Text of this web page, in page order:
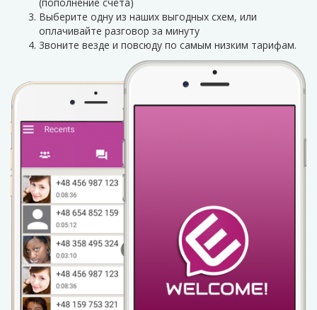
Выберите одну из наших выгодных схем, или
оплачивайте разговор за минуту
3воните везде и повсюду по самым низким тарифам.